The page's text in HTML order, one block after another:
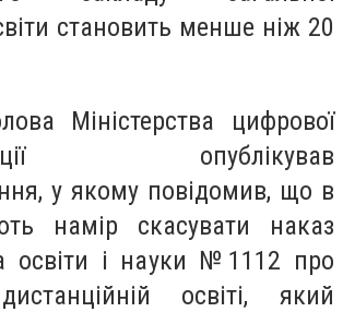
становить менше ніж 20
Міністерства цифрової
опублікував
у якому повідомив, що в
намір скасувати наказ
освіти і науки №1112 про
освіті, який